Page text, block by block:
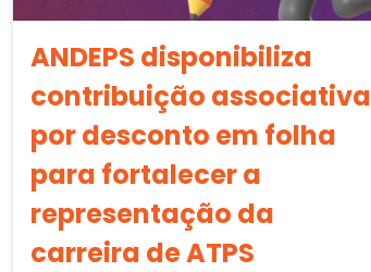
ANDEPS disponibiliza
contribuição associativa
por desconto em folha
para fortalecer a
representação da
carreira de ATPS